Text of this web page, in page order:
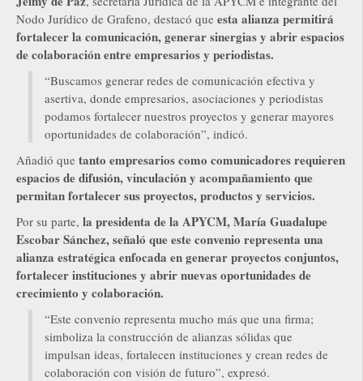
Nodo Jurídico de Grafeno, destacó que esta alianza permitirá
fortalecer la comunicación, generar sinergias y abrir espacios
de colaboración entre empresarios y periodistas.
“Buscamos generar redes de comunicación efectiva y
asertiva, donde empresarios, asociaciones y periodistas
podamos fortalecer nuestros proyectos y generar mayores
oportunidades de colaboración”, indicó.
Añadió que tanto empresarios como comunicadores requieren
espacios de difusión, vinculación y acompañamiento que
permitan fortalecer sus proyectos, productos y servicios.
Por su parte, la presidenta de la APYCM, María Guadalupe
Escobar Sánchez,señaló que este convenio representa una
alianza estratégica enfocada en generar proyectos conjuntos,
fortalecer instituciones y abrir nuevas oportunidades de
crecimiento y colaboración.
“Este convenio representa mucho más que una firma;
simboliza la construcción de alianzas sólidas que
impulsan ideas, fortalecen instituciones y crean redes de
colaboración con visión de futuro”, expresó.